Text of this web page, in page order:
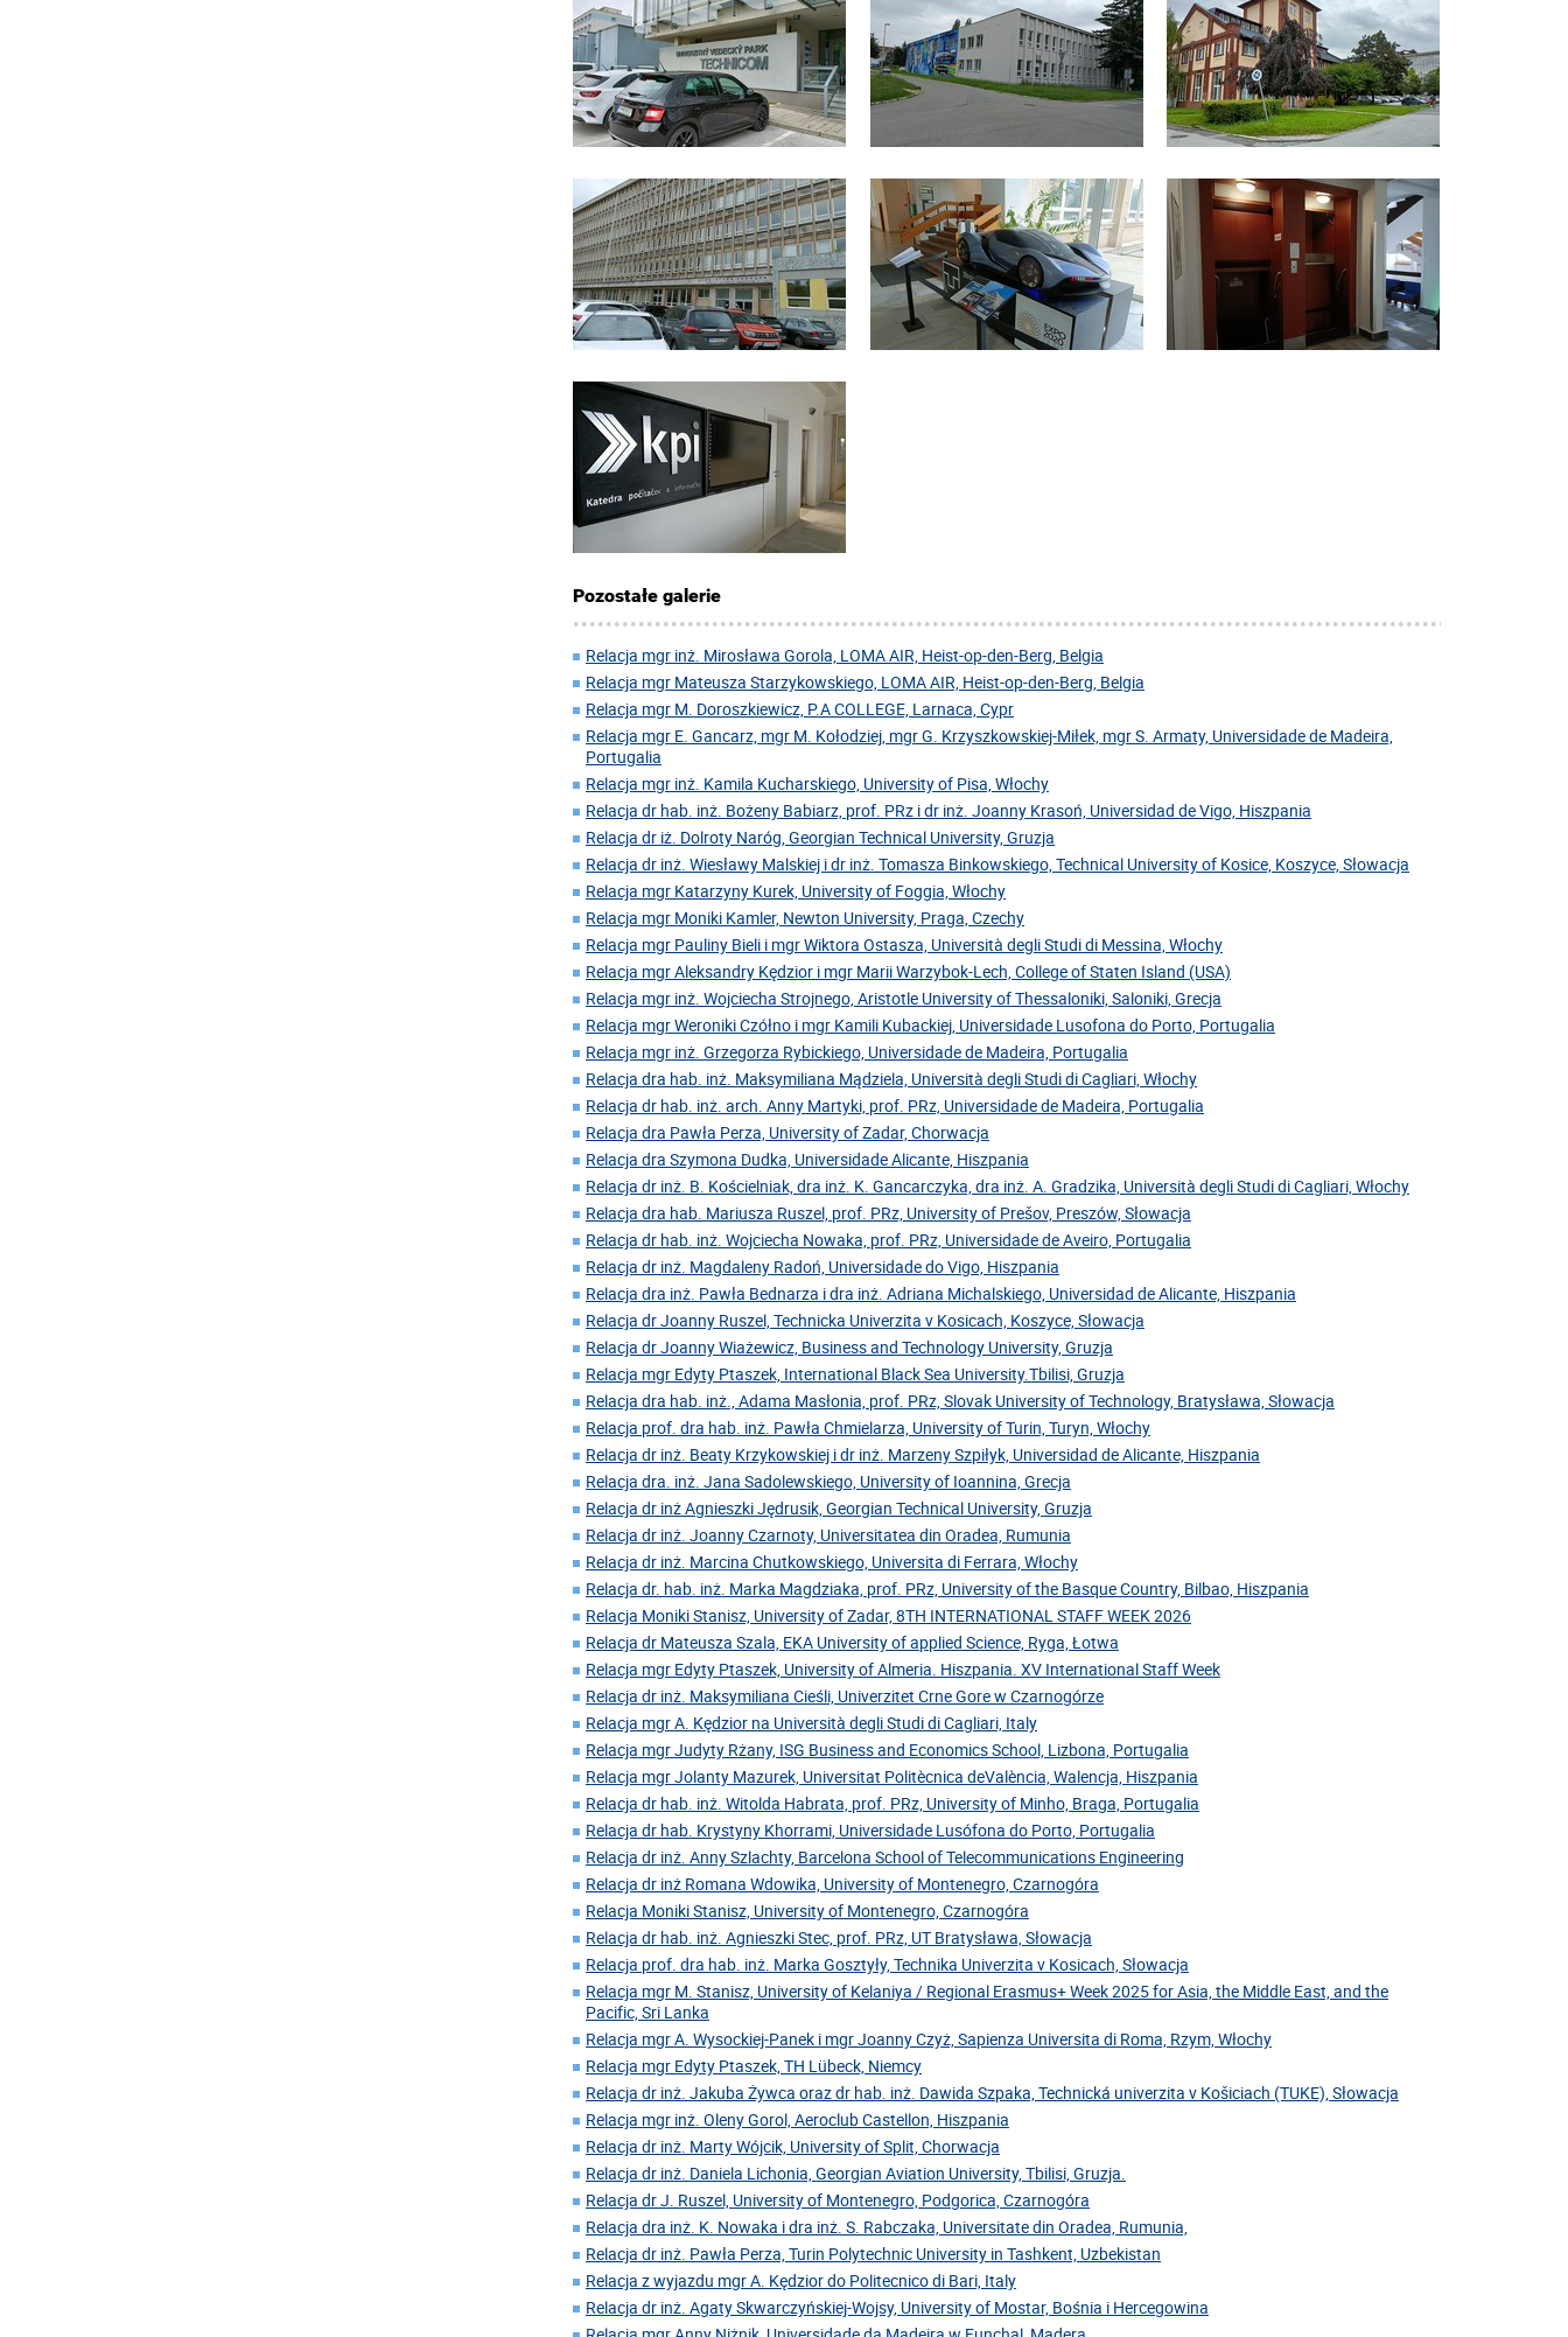
Pozostałe galerie
Relacja mgr inż. Mirosława Gorola, LOMA AIR, Heist-op-den-Berg, Belgia
Relacja mgr Mateusza Starzykowskiego, LOMA AIR, Heist-op-den-Berg, Belgia
Relacja mgr M. Doroszkiewicz, P.A COLLEGE, Larnaca, Cypr
Relacja mgr E. Gancarz, mgr M. Kołodziej, mgr G. Krzyszkowskiej-Miłek, mgr S. Armaty, Universidade de Madeira,
Portugalia
Relacja mgr inż. Kamila Kucharskiego, University of Pisa, Włochy
Relacja dr hab. inż. Bożeny Babiarz, prof. PRz i dr inż. Joanny Krasoń, Universidad de Vigo, Hiszpania
Relacja dr iż. Dolroty Naróg, Georgian Technical University, Gruzja
Relacja dr inż. Wiesławy Malskiej i dr inż. Tomasza Binkowskiego, Technical University of Kosice, Koszyce, Słowacja
Relacja mgr Katarzyny Kurek, University of Foggia, Włochy
Relacja mgr Moniki Kamler, Newton University, Praga, Czechy
Relacja mgr Pauliny Bieli i mgr Wiktora Ostasza, Università degli Studi di Messina, Włochy
Relacja mgr Aleksandry Kędzior i mgr Marii Warzybok-Lech, College of Staten Island (USA)
Relacja mgr inż. Wojciecha Strojnego, Aristotle University of Thessaloniki, Saloniki, Grecja
Relacja mgr Weroniki Czółno i mgr Kamili Kubackiej, Universidade Lusofona do Porto, Portugalia
Relacja mgr inż. Grzegorza Rybickiego, Universidade de Madeira, Portugalia
Relacja dra hab. inż. Maksymiliana Mądziela, Università degli Studi di Cagliari, Włochy
Relacja dr hab. inż. arch. Anny Martyki, prof. PRz, Universidade de Madeira, Portugalia
Relacja dra Pawła Perza, University of Zadar, Chorwacja
Relacja dra Szymona Dudka, Universidade Alicante, Hiszpania
Relacja dr inż. B. Kościelniak, dra inż. K. Gancarczyka, dra inż. A. Gradzika, Università degli Studi di Cagliari, Włochy
Relacja dra hab. Mariusza Ruszel, prof. PRz, University of Prešov, Preszów, Słowacja
Relacja dr hab. inż. Wojciecha Nowaka, prof. PRz, Universidade de Aveiro, Portugalia
Relacja dr inż. Magdaleny Radoń, Universidade do Vigo, Hiszpania
Relacja dra inż. Pawła Bednarza i dra inż. Adriana Michalskiego, Universidad de Alicante, Hiszpania
Relacja dr Joanny Ruszel, Technicka Univerzita v Kosicach, Koszyce, Słowacja
Relacja dr Joanny Wiażewicz, Business and Technology University, Gruzja
Relacja mgr Edyty Ptaszek, International Black Sea University.Tbilisi, Gruzja
Relacja dra hab. inż., Adama Masłonia, prof. PRz, Slovak University of Technology, Bratysława, Słowacja
Relacja prof. dra hab. inż. Pawła Chmielarza, University of Turin, Turyn, Włochy
Relacja dr inż. Beaty Krzykowskiej i dr inż. Marzeny Szpiłyk, Universidad de Alicante, Hiszpania
Relacja dra. inż. Jana Sadolewskiego, University of Ioannina, Grecja
Relacja dr inż Agnieszki Jędrusik, Georgian Technical University, Gruzja
Relacja dr inż. Joanny Czarnoty, Universitatea din Oradea, Rumunia
Relacja dr inż. Marcina Chutkowskiego, Universita di Ferrara, Włochy
Relacja dr. hab. inż. Marka Magdziaka, prof. PRz, University of the Basque Country, Bilbao, Hiszpania
Relacja Moniki Stanisz, University of Zadar, 8TH INTERNATIONAL STAFF WEEK 2026
Relacja dr Mateusza Szala, EKA University of applied Science, Ryga, Łotwa
Relacja mgr Edyty Ptaszek, University of Almeria. Hiszpania. XV International Staff Week
Relacja dr inż. Maksymiliana Cieśli, Univerzitet Crne Gore w Czarnogórze
Relacja mgr A. Kędzior na Università degli Studi di Cagliari, Italy
Relacja mgr Judyty Rżany, ISG Business and Economics School, Lizbona, Portugalia
Relacja mgr Jolanty Mazurek, Universitat Politècnica deValència, Walencja, Hiszpania
Relacja dr hab. inż. Witolda Habrata, prof. PRz, University of Minho, Braga, Portugalia
Relacja dr hab. Krystyny Khorrami, Universidade Lusófona do Porto, Portugalia
Relacja dr inż. Anny Szlachty, Barcelona School of Telecommunications Engineering
Relacja dr inż Romana Wdowika, University of Montenegro, Czarnogóra
Relacja Moniki Stanisz, University of Montenegro, Czarnogóra
Relacja dr hab. inż. Agnieszki Stec, prof. PRz, UT Bratysława, Słowacja
Relacja prof. dra hab. inż. Marka Gosztyły, Technika Univerzita v Kosicach, Słowacja
Relacja mgr M. Stanisz, University of Kelaniya / Regional Erasmus+ Week 2025 for Asia, the Middle East, and the
Pacific, Sri Lanka
Relacja mgr A. Wysockiej-Panek i mgr Joanny Czyż, Sapienza Universita di Roma, Rzym, Włochy
Relacja mgr Edyty Ptaszek, TH Lübeck, Niemcy
Relacja dr inż. Jakuba Żywca oraz dr hab. inż. Dawida Szpaka, Technická univerzita v Košiciach (TUKE), Słowacja
Relacja mgr inż. Oleny Gorol, Aeroclub Castellon, Hiszpania
Relacja dr inż. Marty Wójcik, University of Split, Chorwacja
Relacja dr inż. Daniela Lichonia, Georgian Aviation University, Tbilisi, Gruzja.
Relacja dr J. Ruszel, University of Montenegro, Podgorica, Czarnogóra
Relacja dra inż. K. Nowaka i dra inż. S. Rabczaka, Universitate din Oradea, Rumunia,
Relacja dr inż. Pawła Perza, Turin Polytechnic University in Tashkent, Uzbekistan
Relacja z wyjazdu mgr A. Kędzior do Politecnico di Bari, Italy
Relacja dr inż. Agaty Skwarczyńskiej-Wojsy, University of Mostar, Bośnia i Hercegowina